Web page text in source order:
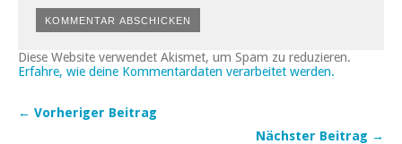
Diese Website verwendet Akismet, um Spam zu reduzieren.
Erfahre, wie deine Kommentardaten verarbeitet werden.
← Vorheriger Beitrag
Nächster Beitrag →